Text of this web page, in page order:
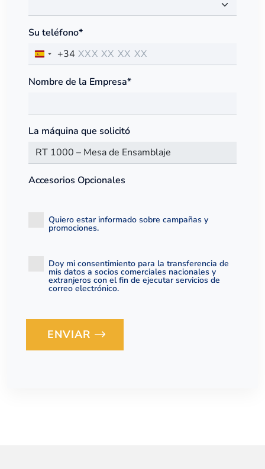
Su teléfono*
+34
Nombre de la Empresa*
La máquina que solicitó
Accesorios Opcionales
Quiero estar informado sobre campañas y
promociones.
Doy mi consentimiento para la transferencia de
mis datos a socios comerciales nacionales y
extranjeros con el fin de ejecutar servicios de
correo electrónico.
Loading...
ENVIAR